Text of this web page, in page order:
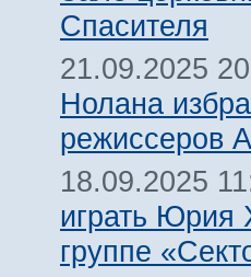
Спасителя
21.09.2025
Нолана
режиссеров
18.09.2025
играть Юрия
группе